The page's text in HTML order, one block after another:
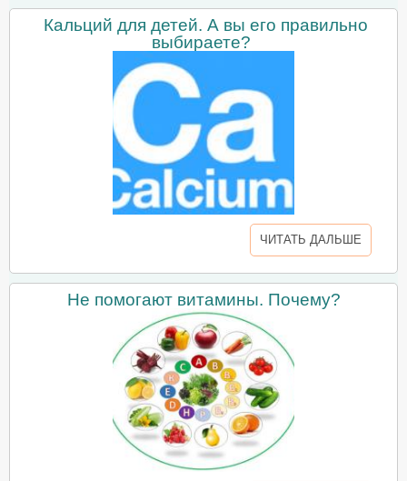
Кальций для детей. А вы его правильно
выбираете?
ЧИТАТЬ ДАЛЬШЕ
Не помогают витамины. Почему?